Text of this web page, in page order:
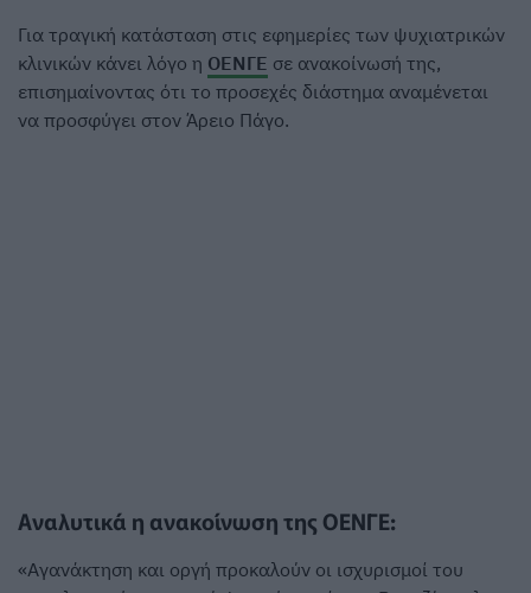
Για τραγική κατάσταση στις εφημερίες των ψυχιατρικών
κλινικών κάνει λόγο η ΟΕΝΓΕ σε ανακοίνωσή της,
επισημαίνοντας ότι το προσεχές διάστημα αναμένεται
να προσφύγει στον Άρειο Πάγο.
Αναλυτικά η ανακοίνωση της ΟΕΝΓΕ:
«Αγανάκτηση και οργή προκαλούν οι ισχυρισμοί του